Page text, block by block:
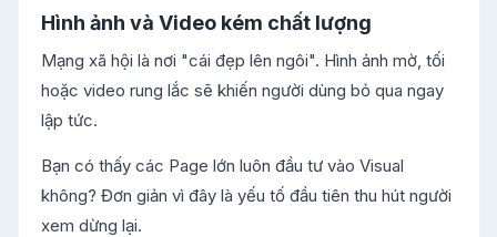
Hình ảnh và Video kém chất lượng
Mạng xã hội là nơi "cái đẹp lên ngôi". Hình ảnh mờ, tối
hoặc video rung lắc sẽ khiến người dùng bỏ qua ngay
lập tức.
Bạn có thấy các Page lớn luôn đầu tư vào Visual
không? Đơn giản vì đây là yếu tố đầu tiên thu hút người
xem dừng lại.